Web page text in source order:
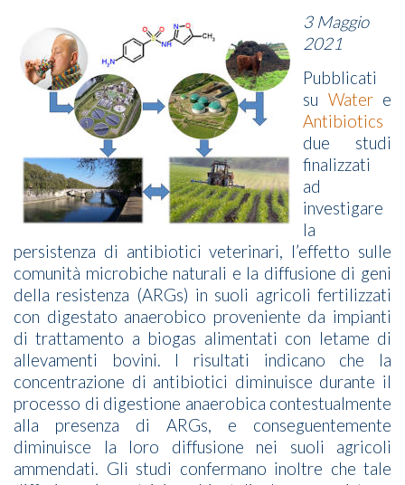
3 Maggio
2021
Pubblicati
su Watere
Antibiotics
due studi
finalizzati
ad
investigare
la
persistenza di antibiotici veterinari, l’effetto sulle
comunità microbiche naturali e la diffusione di geni
della resistenza (ARGs) in suoli agricoli fertilizzati
con digestato anaerobico proveniente da impianti
di trattamento a biogas alimentati con letame di
allevamenti bovini. I risultati indicano che la
concentrazione di antibiotici diminuisce durante il
processo di digestione anaerobica contestualmente
alla presenza di ARGs, e conseguentemente
diminuisce la loro diffusione nei suoli agricoli
ammendati. Gli studi confermano inoltre che tale